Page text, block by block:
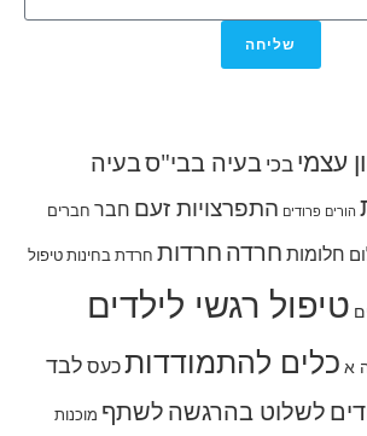
שליחה
עצמיבכיבעיה בבי"סבעיה
הורים פרודים התפרצויות זעם חבר חברים
חלומותחרדהחרדות חרדת בחינותטיפול
טיפול רגשי לילדים
א כלים להתמודדותכעסלבד
לשלוט בהרגשהלשתף מוכנות